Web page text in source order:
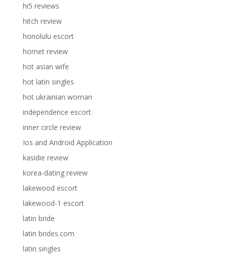
hi5 reviews
hitch review
honolulu escort
hornet review
hot asian wife
hot latin singles
hot ukrainian woman
independence escort
inner circle review
Ios and Android Application
kasidie review
korea-dating review
lakewood escort
lakewood-1 escort
latin bride
latin brides.com
latin singles